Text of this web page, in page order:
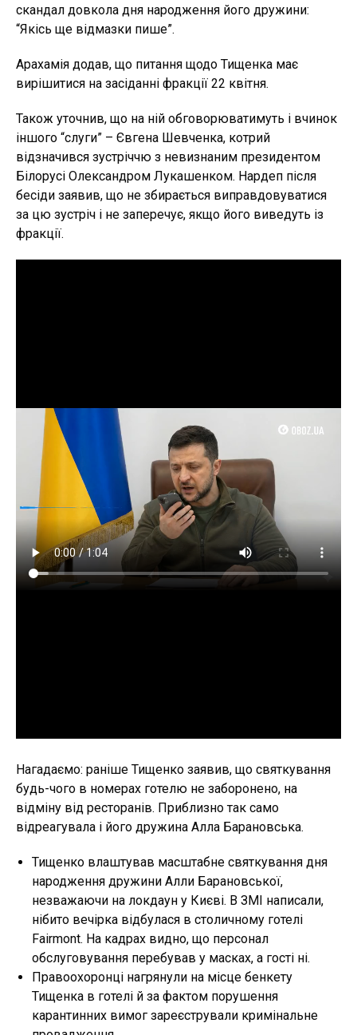
скандал довкола дня народження його дружини:
“Якісь ще відмазки пише”.
Арахамія додав, що питання щодо Тищенка має
вирішитися на засіданні фракції 22 квітня.
Також уточнив, що на ній обговорюватимуть і вчинок
іншого “слуги” – Євгена Шевченка, котрий
відзначився зустріччю з невизнаним президентом
Білорусі Олександром Лукашенком. Нардеп після
бесіди заявив, що не збирається виправдовуватися
за цю зустріч і не заперечує, якщо його виведуть із
фракції.
Нагадаємо: раніше Тищенко заявив, що святкування
будь-чого в номерах готелю не заборонено, на
відміну від ресторанів. Приблизно так само
відреагувала і його дружина Алла Барановська.
Тищенко влаштував масштабне святкування дня
народження дружини Алли Барановської,
незважаючи на локдаун у Києві. В ЗМІ написали,
нібито вечірка відбулася в столичному готелі
Fairmont. На кадрах видно, що персонал
обслуговування перебував у масках, а гості ні.
Правоохоронці нагрянули на місце бенкету
Тищенка в готелі й за фактом порушення
карантинних вимог зареєстрували кримінальне